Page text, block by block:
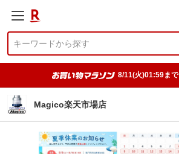
8/11(火)01:59まで
Magico楽天市場店